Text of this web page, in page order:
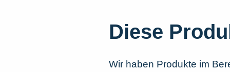
Diese
Wir haben Produkte im